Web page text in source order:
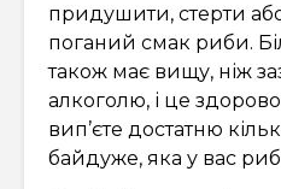
придушити, стерти
поганий смак риби.
також має вищу, ніж
алкоголю, і це
вип’єте достатню
байдуже, яка у вас